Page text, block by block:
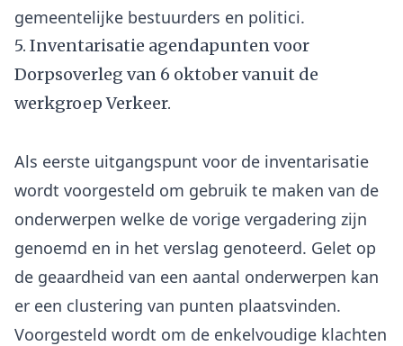
5. Inventarisatie agendapunten voor
Dorpsoverleg van 6 oktober vanuit de
werkgroep Verkeer.
Als eerste uitgangspunt voor de inventarisatie
wordt voorgesteld om gebruik te maken van de
onderwerpen welke de vorige vergadering zijn
genoemd en in het verslag genoteerd. Gelet op
de geaardheid van een aantal onderwerpen kan
er een clustering van punten plaatsvinden.
Voorgesteld wordt om de enkelvoudige klachten